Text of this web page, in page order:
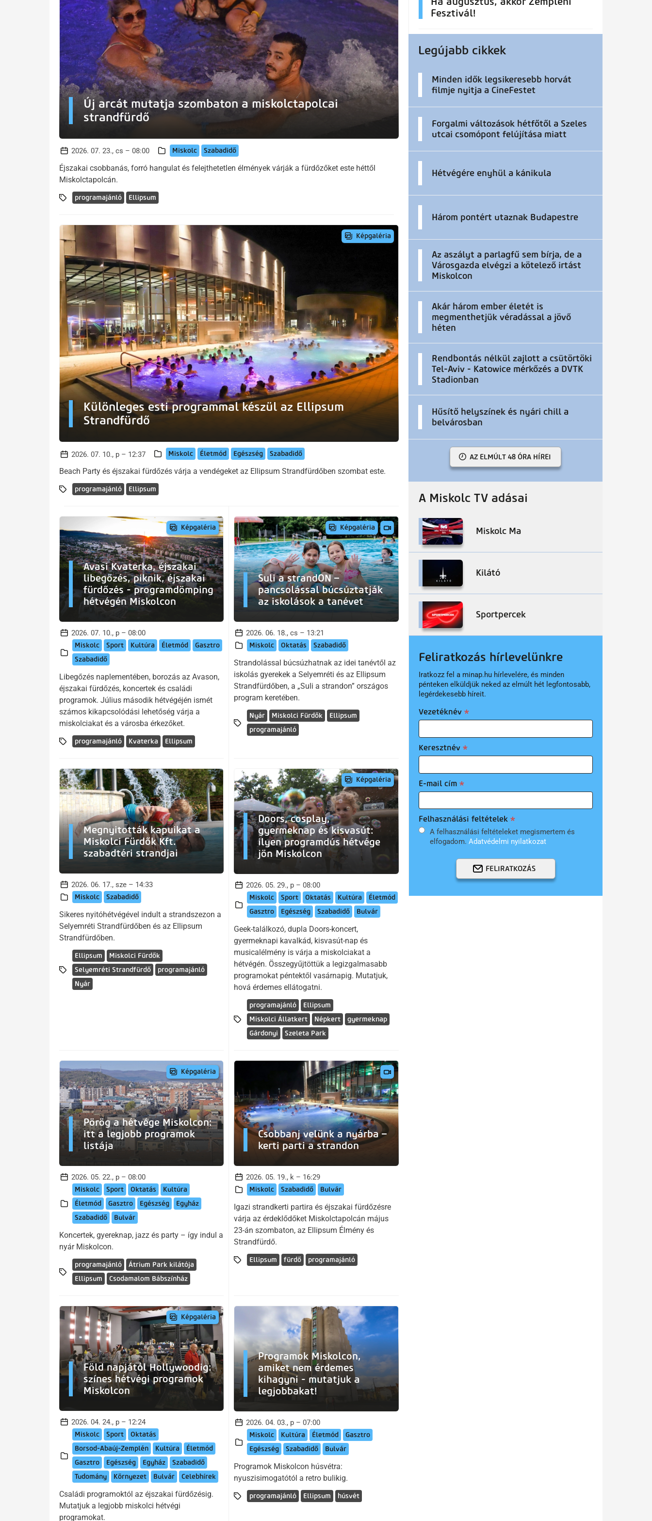
Új arcát mutatja szombaton a miskolctapolcai
strandfürdő
2026. 07. 23., cs – 08:00 Miskolc Szabadidő
Éjszakai csobbanás, forró hangulat és felejthetetlen élmények várják a fürdőzőket este héttől
Miskolctapolcán.
programajánló Ellipsum
Képgaléria
Különleges esti programmal készül az Ellipsum
Strandfürdő
2026. 07. 10., p – 12:37 Miskolc Életmód Egészség Szabadidő
Beach Party és éjszakai fürdőzés várja a vendégeket az Ellipsum Strandfürdőben szombat este.
programajánló Ellipsum
Képgaléria
Avasi Kvaterka, éjszakai
libegőzés, piknik, éjszakai
fürdőzés - programdömping
hétvégén Miskolcon
2026. 07. 10., p – 08:00
Miskolc Sport Kultúra Életmód
Gasztro
Szabadidő
Libegőzés naplementében, borozás az Avason,
éjszakai fürdőzés, koncertek és családi
programok. Július második hétvégéjén ismét
számos kikapcsolódási lehetőség várja a
miskolciakat és a városba érkezőket.
programajánló Kvaterka Ellipsum
Képgaléria
Suli a strandON –
pancsolással búcsúztatják
az iskolások a tanévet
2026. 06. 18., cs – 13:21
Miskolc Oktatás Szabadidő
Strandolással búcsúzhatnak az idei tanévtől az
iskolás gyerekek a Selyemréti és az Ellipsum
Strandfürdőben, a „Suli a strandon” országos
program keretében.
Nyár Miskolci Fürdők
Ellipsum
programajánló
Megnyitották kapuikat a
Miskolci Fürdők Kft.
szabadtéri strandjai
2026. 06. 17., sze – 14:33
Miskolc Szabadidő
Sikeres nyitóhétvégével indult a strandszezon a
Selyemréti Strandfürdőben és az Ellipsum
Strandfürdőben.
Ellipsum
Miskolci Fürdők
Selyemréti Strandfürdő
programajánló
Nyár
Képgaléria
Doors, cosplay,
gyermeknap és kisvasút:
ilyen programdús hétvége
jön Miskolcon
2026. 05. 29., p – 08:00
Miskolc Sport Oktatás Kultúra
Életmód
Gasztro
Egészség Szabadidő Bulvár
Geek-találkozó, dupla Doors-koncert,
gyermeknapi kavalkád, kisvasút-nap és
musicalélmény is várja a miskolciakat a
hétvégén. Összegyűjtöttük a legizgalmasabb
programokat péntektől vasárnapig. Mutatjuk,
hová érdemes ellátogatni.
programajánló
Ellipsum
Miskolci Állatkert
Népkert
gyermeknap
Gárdonyi
Szeleta Park
Képgaléria
Pörög a hétvége Miskolcon:
itt a legjobb programok
listája
2026. 05. 22., p – 08:00
Miskolc Sport Oktatás
Kultúra
Életmód
Gasztro Egészség
Egyház
Szabadidő
Bulvár
Koncertek, gyereknap, jazz és party – így indul a
nyár Miskolcon.
programajánló
Átrium Park kilátója
Ellipsum
Csodamalom Bábszínház
Csobbanj velünk a nyárba –
kerti parti a strandon
2026. 05. 19., k – 16:29
Miskolc Szabadidő Bulvár
Igazi strandkerti partira és éjszakai fürdőzésre
várja az érdeklődőket Miskolctapolcán május
23-án szombaton, az Ellipsum Élmény és
Strandfürdő.
Ellipsum fürdő programajánló
Képgaléria
Föld napjától Hollywoodig:
színes hétvégi programok
Miskolcon
2026. 04. 24., p – 12:24
Miskolc Sport
Oktatás
Borsod-Abaúj-Zemplén
Kultúra
Életmód
Gasztro
Egészség Egyház
Szabadidő
Tudomány
Környezet Bulvár Celebhírek
Családi programoktól az éjszakai fürdőzésig.
Mutatjuk a legjobb miskolci hétvégi
programokat.
Programok Miskolcon,
amiket nem érdemes
kihagyni - mutatjuk a
legjobbakat!
2026. 04. 03., p – 07:00
Miskolc Kultúra Életmód
Gasztro
Egészség
Szabadidő Bulvár
Programok Miskolcon húsvétra:
nyuszisimogatótól a retro bulikig.
programajánló Ellipsum húsvét
Fesztivál!
Legújabb cikkek
Minden idők legsikeresebb horvát
filmje nyitja a CineFestet
Forgalmi változások hétfőtől a Szeles
utcai csomópont felújítása miatt
Hétvégére enyhül a kánikula
Három pontért utaznak Budapestre
Az aszályt a parlagfű sem bírja, de a
Városgazda elvégzi a kötelező irtást
Miskolcon
Akár három ember életét is
megmenthetjük véradással a jövő
héten
Rendbontás nélkül zajlott a csütörtöki
Tel-Aviv - Katowice mérkőzés a DVTK
Stadionban
Hűsítő helyszínek és nyári chill a
belvárosban
AZ ELMÚLT 48 ÓRA HÍREI
A Miskolc TV adásai
Miskolc Ma
Kilátó
Sportpercek
Feliratkozás hírlevelünkre
Iratkozz fel a minap.hu hírlevelére, és minden
pénteken elküldjük neked az elmúlt hét legfontosabb,
legérdekesebb híreit.
Vezetéknév
Keresztnév
E-mail cím
Felhasználási feltételek
A felhasználási feltételeket megismertem és
elfogadom. Adatvédelmi nyilatkozat
FELIRATKOZÁS